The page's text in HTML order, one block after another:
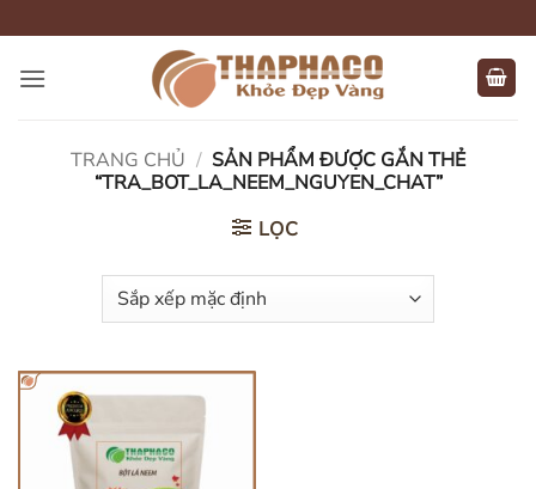
qua
nội
TRANG CHỦ / SẢN PHẨM ĐƯỢC GẮN THẺ
“TRA_BOT_LA_NEEM_NGUYEN_CHAT”
LỌC